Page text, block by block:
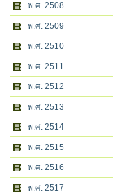
พ.ศ. 2508
พ.ศ. 2509
พ.ศ. 2510
พ.ศ. 2511
พ.ศ. 2512
พ.ศ. 2513
พ.ศ. 2514
พ.ศ. 2515
พ.ศ. 2516
พ.ศ. 2517